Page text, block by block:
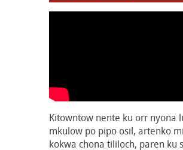
Kitowntow nente ku orr nyona
mkulow po pipo osil, artenko
kokwa chona tililoch, paren ku